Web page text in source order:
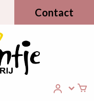
Contact